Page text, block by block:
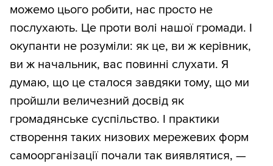
можемо цього робити, нас просто не
послухають. Це проти волі нашої громади. І
окупанти не розуміли: як це, ви ж керівник,
ви ж начальник, вас повинні слухати. Я
думаю, що це сталося завдяки тому, що ми
пройшли величезний досвід як
громадянське суспільство. І практики
створення таких низових мережевих форм
самоорганізації почали так виявлятися, —